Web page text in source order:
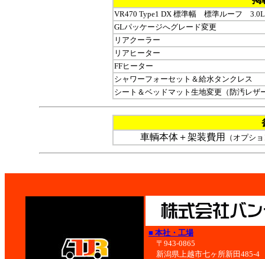
VR470 Type1 DX 標準幅 標準ルーフ 3.0L
GLパッケージへグレード変更
リアクーラー
リアヒーター
FFヒーター
シャワーフォーセット＆給水タンクレス
シート＆ベッドマット生地変更（防汚レ
車輌本体＋架装費用
（オプシ
■ 本社・工場
〒943-0865
新潟県上越市七ヶ所新田485-4